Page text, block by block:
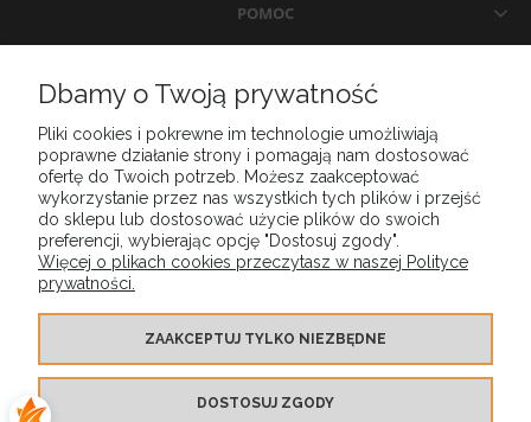
POMOC
DOSTAWA I PŁATNOŚCI
MOJE KONTO
GWARANCJA I ZWROTY
Dbamy o Twoją prywatność
Pliki cookies i pokrewne im technologie umożliwiają
poprawne działanie strony i pomagają nam dostosować
ofertę do Twoich potrzeb. Możesz zaakceptować
wykorzystanie przez nas wszystkich tych plików i przejść
do sklepu lub dostosować użycie plików do swoich
preferencji, wybierając opcję "Dostosuj zgody".
Więcej o plikach cookies przeczytasz w naszej Polityce
prywatności.
ZAAKCEPTUJ TYLKO NIEZBĘDNE
DOSTOSUJ ZGODY